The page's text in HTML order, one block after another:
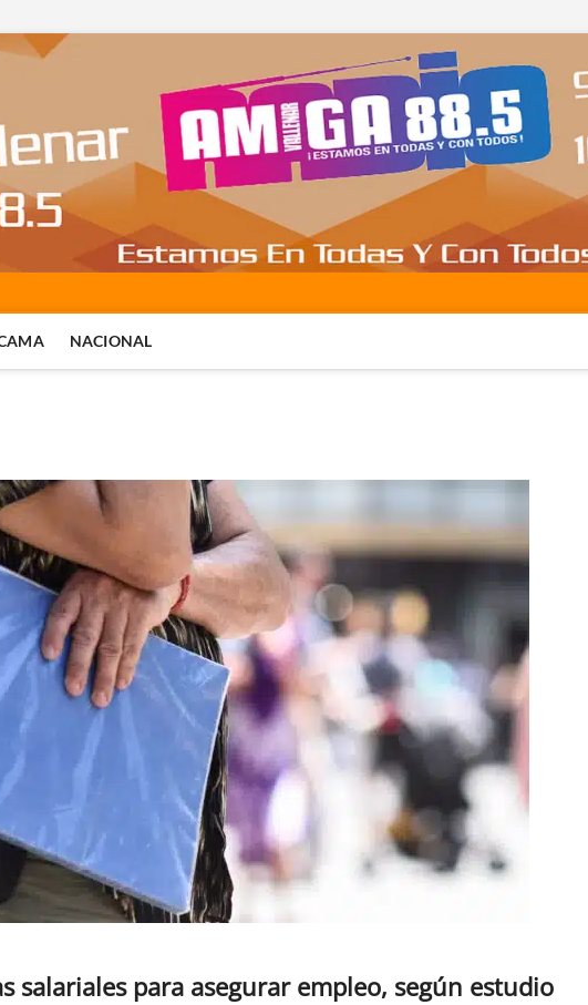
NACIONAL
salariales para asegurar empleo, según estudio